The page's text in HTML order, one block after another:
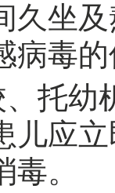
久坐
病毒
托幼
儿应
。